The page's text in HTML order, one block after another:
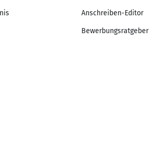
Anschreiben-Editor
Bewerbungsratgeber